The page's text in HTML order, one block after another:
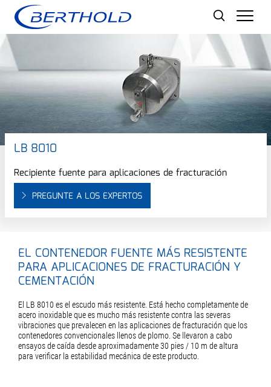
LB 8010
Recipiente fuente para aplicaciones de fracturación
PREGUNTE A LOS EXPERTOS
EL CONTENEDOR FUENTE MÁS RESISTENTE
PARA APLICACIONES DE FRACTURACIÓN Y
CEMENTACIÓN
El LB 8010 es el escudo más resistente. Está hecho completamente de
acero inoxidable que es mucho más resistente contra las severas
vibraciones que prevalecen en las aplicaciones de fracturación que los
contenedores convencionales llenos de plomo. Se llevaron a cabo
ensayos de caída desde aproximadamente 30 pies / 10 m de altura
para verificar la estabilidad mecánica de este producto.